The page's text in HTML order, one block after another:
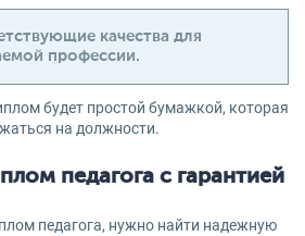
качества для
профессии.
будет простой бумажкой, которая
на должности.
педагога с гарантией
педагога, нужно найти надежную